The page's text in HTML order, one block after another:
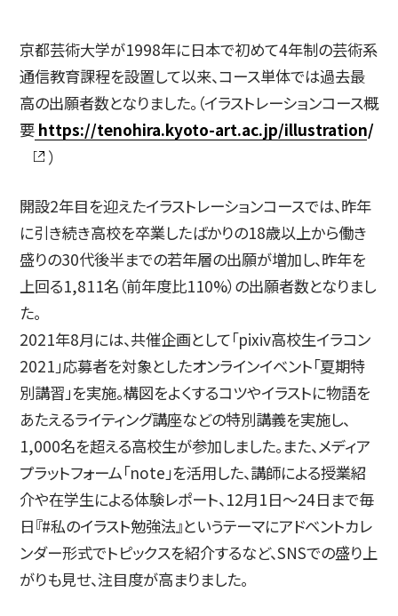
通信教育部
藝術学舎（公開講座）
京都芸術大学が1998年に日本で初めて4年制の芸術系
通信教育課程を設置して以来、コース単体では過去最
高の出願者数となりました。（イラストレーションコース概
要https://tenohira.kyoto-art.ac.jp/illustration/
）
開設2年目を迎えたイラストレーションコースでは、昨年
に引き続き高校を卒業したばかりの18歳以上から働き
盛りの30代後半までの若年層の出願が増加し、昨年を
上回る1,811名（前年度比110%）の出願者数となりまし
た。
2021年8月には、共催企画として「pixiv高校生イラコン
2021」応募者を対象としたオンラインイベント「夏期特
別講習」を実施。構図をよくするコツやイラストに物語を
あたえるライティング講座などの特別講義を実施し、
1,000名を超える高校生が参加しました。また、メディア
プラットフォーム「note」を活用した、講師による授業紹
介や在学生による体験レポート、12月1日～24日まで毎
日『#私のイラスト勉強法』というテーマにアドベントカレ
ンダー形式でトピックスを紹介するなど、SNSでの盛り上
がりも見せ、注目度が高まりました。